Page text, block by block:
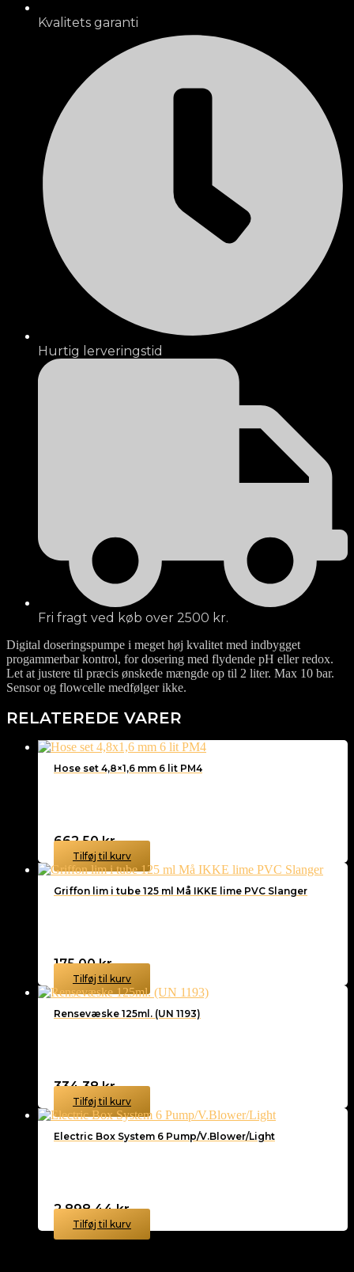
Kvalitets garanti
Hurtig lerveringstid
Fri fragt ved køb over 2500 kr.
Digital doseringspumpe i meget høj kvalitet med indbygget
progammerbar kontrol, for dosering med flydende pH eller redox.
Let at justere til præcis ønskede mængde op til 2 liter. Max 10 bar.
Sensor og flowcelle medfølger ikke.
RELATEREDE VARER
Hose set 4,8×1,6 mm 6 lit PM4
662,50kr.
Tilføj til kurv
Griffon lim i tube 125 ml Må IKKE lime PVC Slanger
175,00kr.
Tilføj til kurv
Rensevæske 125ml. (UN 1193)
334,38kr.
Tilføj til kurv
Electric Box System 6 Pump/V.Blower/Light
2.898,44kr.
Tilføj til kurv